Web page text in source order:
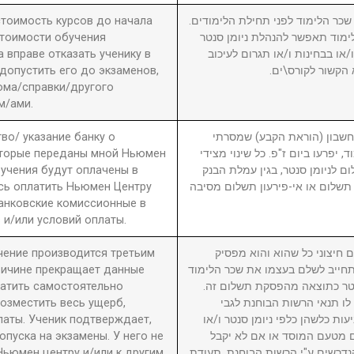
курсов до начала
обучения
отказать ученику в
его до экзаменов,
справки/другого
ами.
הלימוד לפני תחילת הלימודים.
תאפשר להנהלת ניומן סנטר
בבחינות ו/או תגרום לעיכוב
לקורס\ים.
указание банку о
переданы мной Ньюмен
будут оплачены в
оплатить Ньюмен Центру
комиссионные в
или условий оплаты.
(הוראת הקבע) שמסרתי
יפרעו ביום ז"פ. כל שינוי מצידי
לניומן סנטר, בגין עמלת הבנק
או אי-פירעון תשלום מסיבה
производится третьим
прекращает данные
самостоятельно
весь ущерб,
Ученик подтверждает,
на экзамены. У него не
חיצוני כל שהוא והוא מפסיק
לשלם בעצמו את שכר הלימוד
כתוצאה מהפסקת תשלום זה.
תנאי הרשות הבוחנת לגבי
כלשהן כלפי ניומן סנטר ו/או
מטעם המוסד או אם לא יקבל